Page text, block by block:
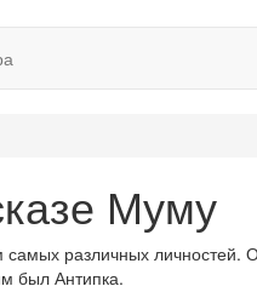
Муму
самых различных личностей.
был Антипка.